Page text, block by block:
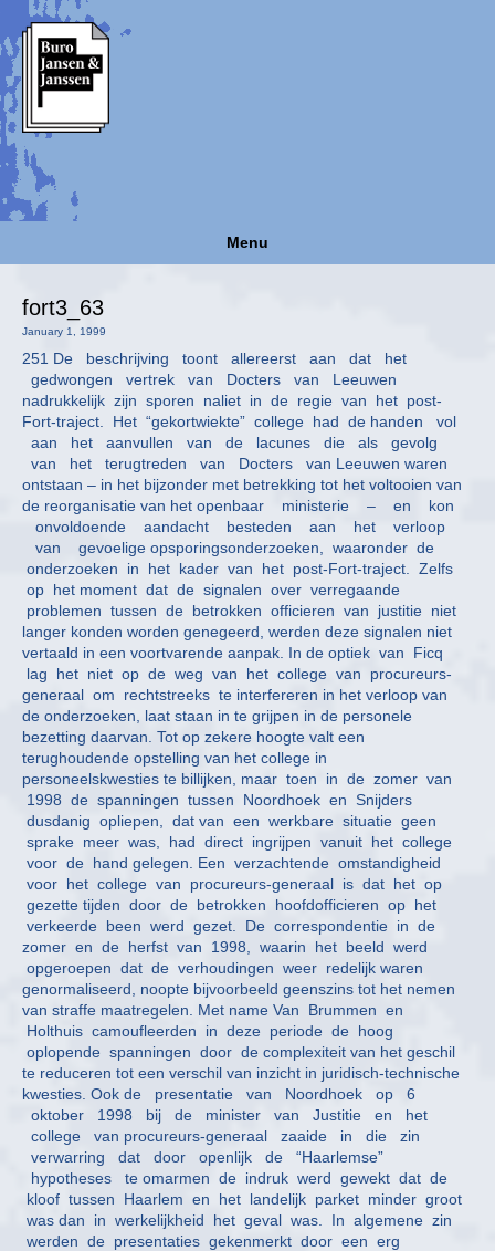
Menu
fort3_63
January 1, 1999
251 De beschrijving toont allereerst aan dat het
gedwongen vertrek van Docters van Leeuwen
nadrukkelijk zijn sporen naliet in de regie van het post-
Fort-traject. Het “gekortwiekte” college had de handen vol
aan het aanvullen van de lacunes die als gevolg
van het terugtreden van Docters van Leeuwen waren
ontstaan – in het bijzonder met betrekking tot het voltooien van
de reorganisatie van het openbaar ministerie – en kon
onvoldoende aandacht besteden aan het verloop
van gevoelige opsporingsonderzoeken, waaronder de
onderzoeken in het kader van het post-Fort-traject. Zelfs
op het moment dat de signalen over verregaande
problemen tussen de betrokken officieren van justitie niet
langer konden worden genegeerd, werden deze signalen niet
vertaald in een voortvarende aanpak. In de optiek van Ficq
lag het niet op de weg van het college van procureurs-
generaal om rechtstreeks te interfereren in het verloop van
de onderzoeken, laat staan in te grijpen in de personele
bezetting daarvan. Tot op zekere hoogte valt een
terughoudende opstelling van het college in
personeelskwesties te billijken, maar toen in de zomer van
1998 de spanningen tussen Noordhoek en Snijders
dusdanig opliepen, dat van een werkbare situatie geen
sprake meer was, had direct ingrijpen vanuit het college
voor de hand gelegen. Een verzachtende omstandigheid
voor het college van procureurs-generaal is dat het op
gezette tijden door de betrokken hoofdofficieren op het
verkeerde been werd gezet. De correspondentie in de
zomer en de herfst van 1998, waarin het beeld werd
opgeroepen dat de verhoudingen weer redelijk waren
genormaliseerd, noopte bijvoorbeeld geenszins tot het nemen
van straffe maatregelen. Met name Van Brummen en
Holthuis camoufleerden in deze periode de hoog
oplopende spanningen door de complexiteit van het geschil
te reduceren tot een verschil van inzicht in juridisch-technische
kwesties. Ook de presentatie van Noordhoek op 6
oktober 1998 bij de minister van Justitie en het
college van procureurs-generaal zaaide in die zin
verwarring dat door openlijk de “Haarlemse”
hypotheses te omarmen de indruk werd gewekt dat de
kloof tussen Haarlem en het landelijk parket minder groot
was dan in werkelijkheid het geval was. In algemene zin
werden de presentaties gekenmerkt door een erg